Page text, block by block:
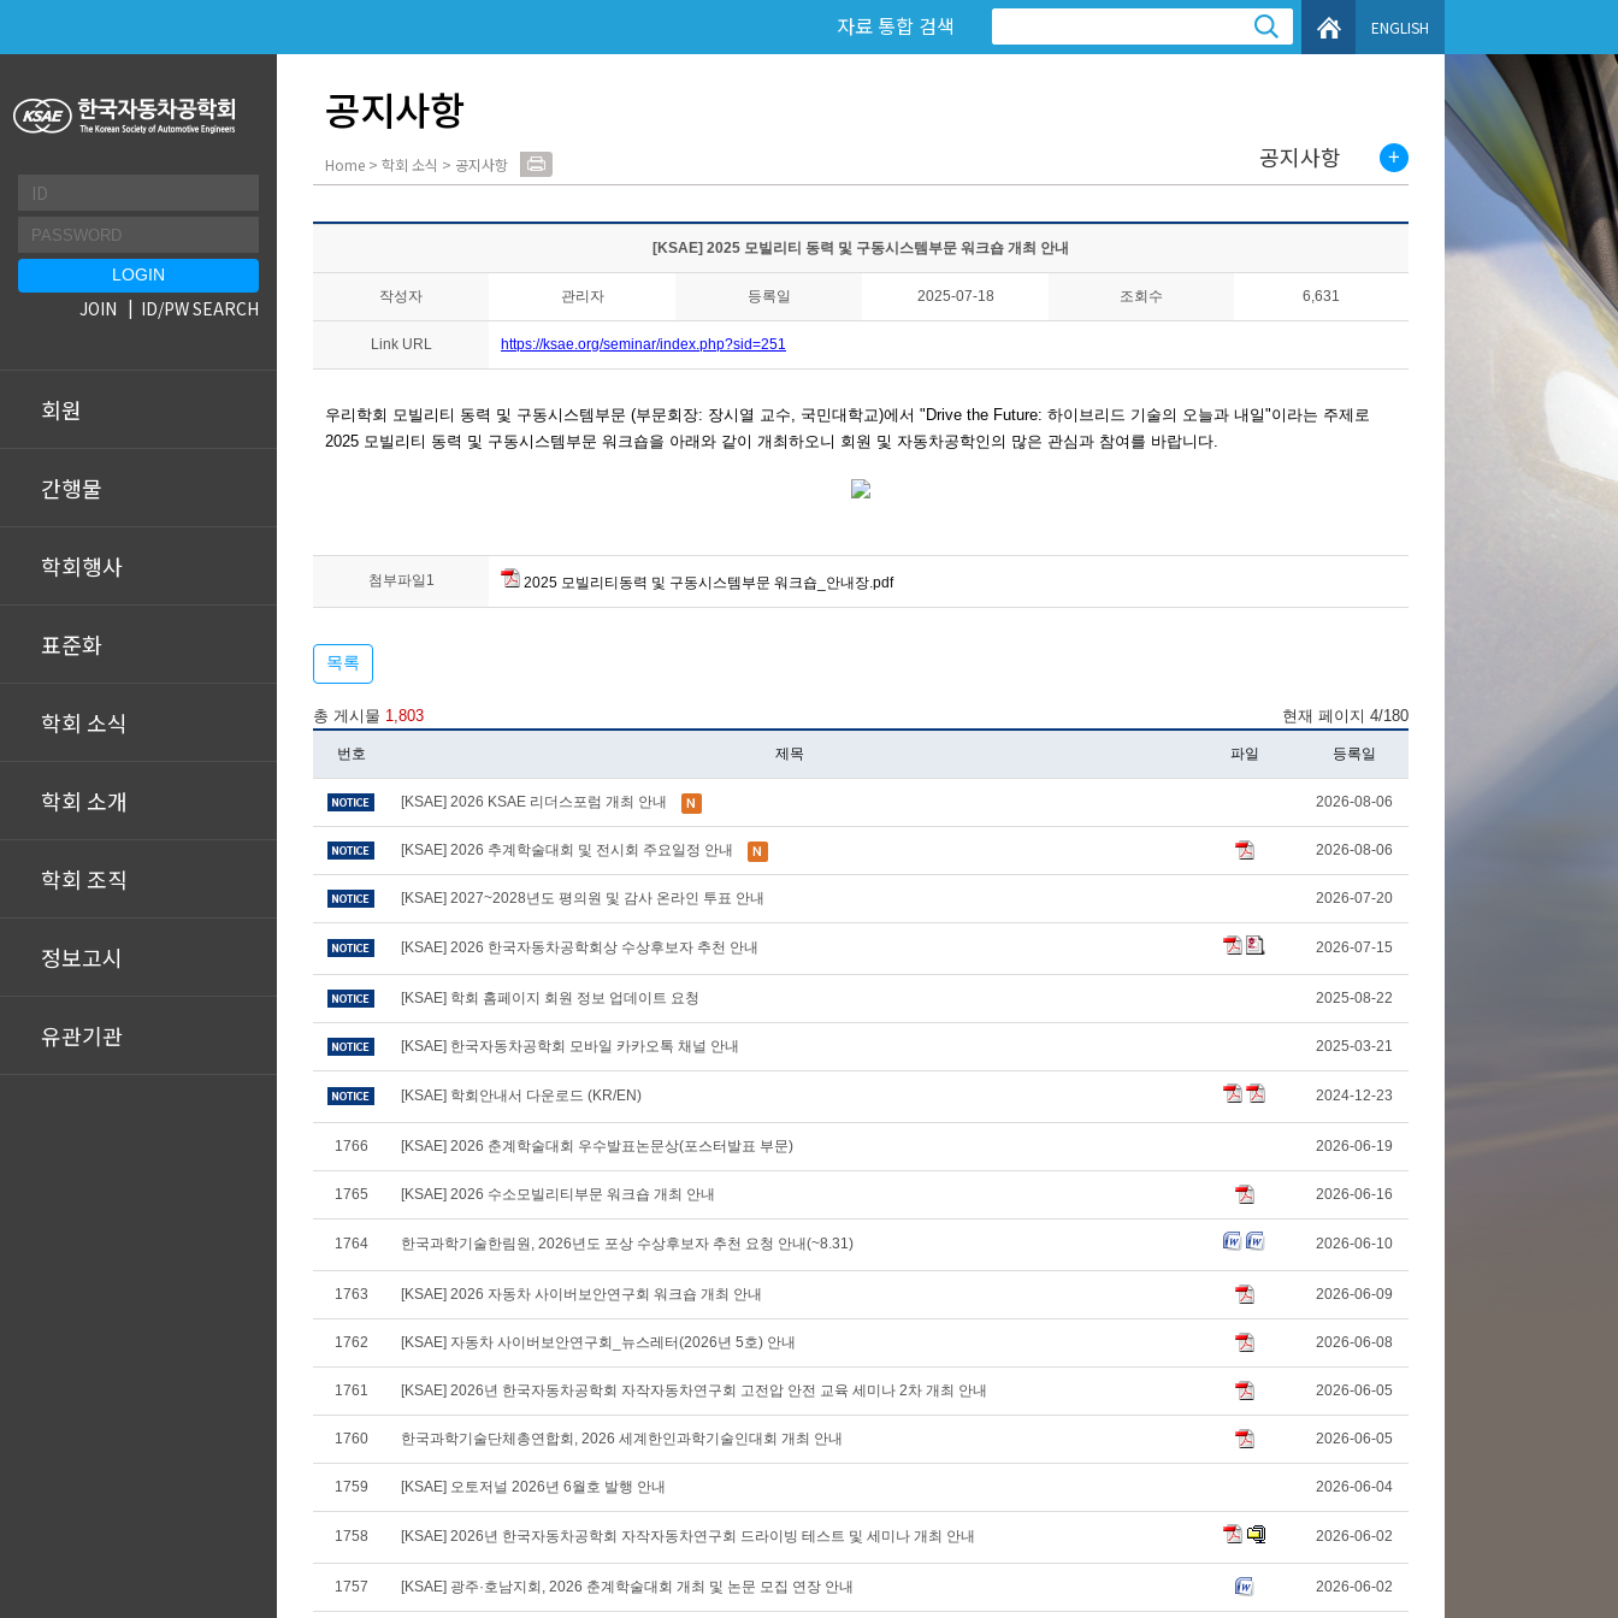
회원
간행물
학회행사
표준화
학회 소식
학회 소개
학회 조직
정보고시
유관기관
JOIN ID/PW SEARCH
자료 통합 검색 ENGLISH
공지사항
Home > 학회 소식 > 공지사항 공지사항
[KSAE] 2025 모빌리티 동력 및 구동시스템부문 워크숍 개최 안내
작성자 관리자 등록일 2025-07-18 조회수 6,631
Link URL https://ksae.org/seminar/index.php?sid=251
우리학회 모빌리티 동력 및 구동시스템부문 (부문회장: 장시열 교수, 국민대학교)에서 "Drive the Future: 하이브리드 기술의 오늘과 내일"이라는 주제로
2025 모빌리티 동력 및 구동시스템부문 워크숍을 아래와 같이 개최하오니 회원 및 자동차공학인의 많은 관심과 참여를 바랍니다.
첨부파일1 2025 모빌리티동력 및 구동시스템부문 워크숍_안내장.pdf
목록
총 게시물 1,803 현재 페이지 4/180
번호 제목 파일 등록일
[KSAE] 2026 KSAE 리더스포럼 개최 안내 2026-08-06
[KSAE] 2026 추계학술대회 및 전시회 주요일정 안내 2026-08-06
[KSAE] 2027~2028년도 평의원 및 감사 온라인 투표 안내 2026-07-20
[KSAE] 2026 한국자동차공학회상 수상후보자 추천 안내 2026-07-15
[KSAE] 학회 홈페이지 회원 정보 업데이트 요청 2025-08-22
[KSAE] 한국자동차공학회 모바일 카카오톡 채널 안내 2025-03-21
[KSAE] 학회안내서 다운로드 (KR/EN) 2024-12-23
1766 [KSAE] 2026 춘계학술대회 우수발표논문상(포스터발표 부문) 2026-06-19
1765 [KSAE] 2026 수소모빌리티부문 워크숍 개최 안내 2026-06-16
1764 한국과학기술한림원, 2026년도 포상 수상후보자 추천 요청 안내(~8.31) 2026-06-10
1763 [KSAE] 2026 자동차 사이버보안연구회 워크숍 개최 안내 2026-06-09
1762 [KSAE] 자동차 사이버보안연구회_뉴스레터(2026년 5호) 안내 2026-06-08
1761 [KSAE] 2026년 한국자동차공학회 자작자동차연구회 고전압 안전 교육 세미나 2차 개최 안내 2026-06-05
1760 한국과학기술단체총연합회, 2026 세계한인과학기술인대회 개최 안내 2026-06-05
1759 [KSAE] 오토저널 2026년 6월호 발행 안내 2026-06-04
1758 [KSAE] 2026년 한국자동차공학회 자작자동차연구회 드라이빙 테스트 및 세미나 개최 안내 2026-06-02
1757 [KSAE] 광주·호남지회, 2026 춘계학술대회 개최 및 논문 모집 연장 안내 2026-06-02